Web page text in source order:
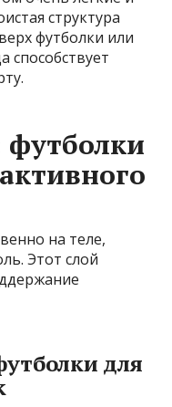
структура
футболки или
способствует
футболки
на теле,
Этот слой
для